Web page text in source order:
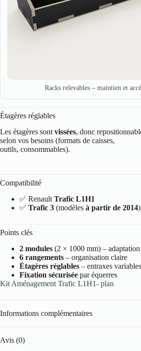
Racks relevables – maintien et
Étagères réglables
Les étagères sont vissées, donc
selon vos besoins (formats de caisses,
outils, consommables).
Compatibilité
✅ Renault Trafic L1H1
✅ Trafic 3 (modèles à partir de 2014)
Points clés
2 modules (2 × 1000 mm) –
6 rangements – organisation claire
Étagères réglables – entraxes variables
Fixation sécurisée par équerres
Kit Aménagement Trafic L1H1- plan
Informations complémentaires
Avis (0)